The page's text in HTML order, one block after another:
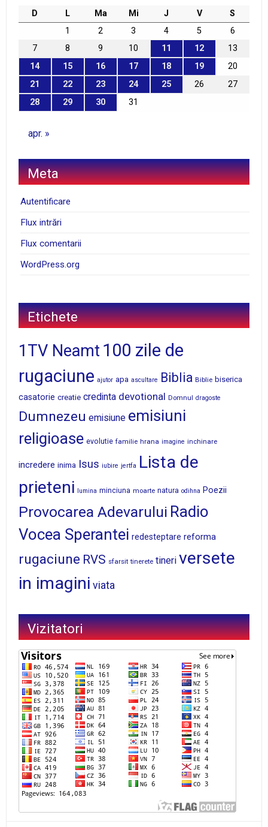
D L Ma Mi J V
S
1
2 3 4 5
6
7
8 9 10 11 12
13
14
15 16 17 18 19
20
21
22 23 24 25 26
27
28
29 30 31
apr. »
Meta
Autentificare
Flux intrări
Flux comentarii
WordPress.org
Etichete
1TV Neamt 100 zile de
rugaciune ajutor apa ascultare Biblia Biblie biserica
casatorie creatie credinta devotional Domnul dragoste
Dumnezeu emisiune emisiuni
religioase evolutie familie hrana imagine inchinare
incredere inima Isus iubire jertfa Lista de
prieteni
lumina minciuna moarte natura odihna Poezii
Provocarea Adevarului Radio
Vocea Sperantei redesteptare reforma
rugaciune RVS sfarsit tinerete tineri versete
in imagini viata
Vizitatori